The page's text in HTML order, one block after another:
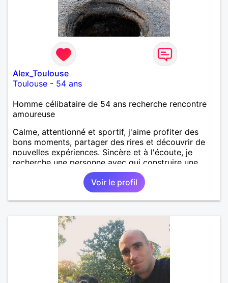
Alex_Toulouse
Toulouse - 54 ans
Homme célibataire de 54 ans recherche rencontre
amoureuse
Calme, attentionné et sportif, j'aime profiter des
bons moments, partager des rires et découvrir de
nouvelles expériences. Sincère et à l'écoute, je
recherche une personne avec qui construire une
belle complicité et une relation authentique.
Voir le profil